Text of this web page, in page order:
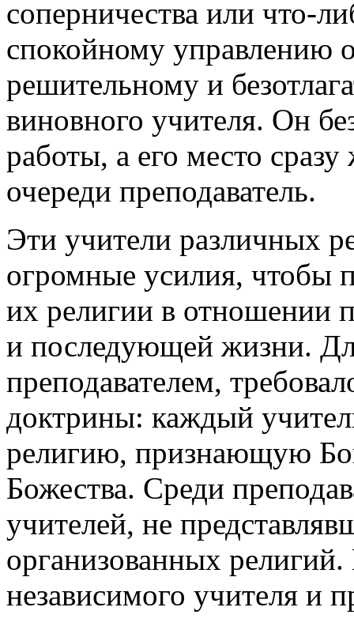
соперничества или что-
спокойному управлению
решительному и
виновного учителя. Он
работы, а его место
очереди преподаватель.
Эти учители различных
огромные усилия, чтобы
их религии в отношении
и последующей жизни.
преподавателем,
доктрины: каждый
религию, признающую
Божества. Среди
учителей, не
организованных
независимого учителя и